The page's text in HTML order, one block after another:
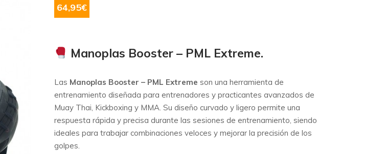
64,95€
Manoplas Booster – PML Extreme.
Las Manoplas Booster – PML Extreme son una herramienta de
entrenamiento diseñada para entrenadores y practicantes avanzados de
Muay Thai, Kickboxing y MMA. Su diseño curvado y ligero permite una
respuesta rápida y precisa durante las sesiones de entrenamiento, siendo
ideales para trabajar combinaciones veloces y mejorar la precisión de los
golpes.